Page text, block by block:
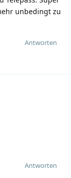
unbedingt zu
Antworten
Antworten